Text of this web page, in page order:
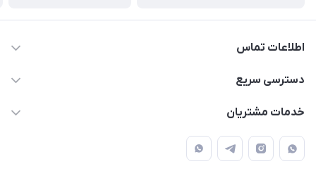
اطلاعات تماس
09387538030
دهقانی
دسترسی سریع
حساب کاربری
لیست محصولات
خدمات مشتریان
قوانین و مقررات
حریم خصوصی